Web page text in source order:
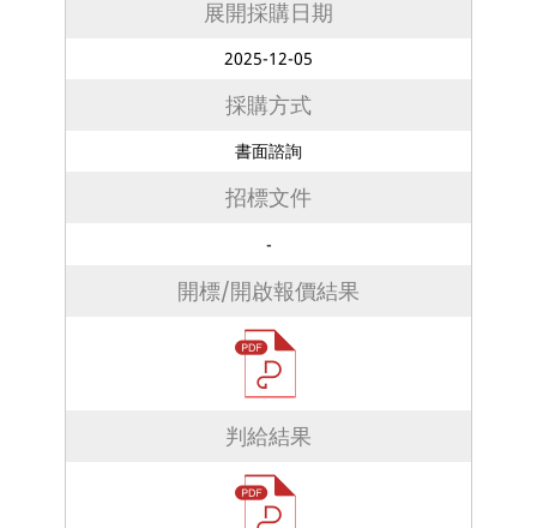
展開採購日期
2025-12-05
採購方式
書面諮詢
招標文件
-
開標/開啟報價結果
判給結果